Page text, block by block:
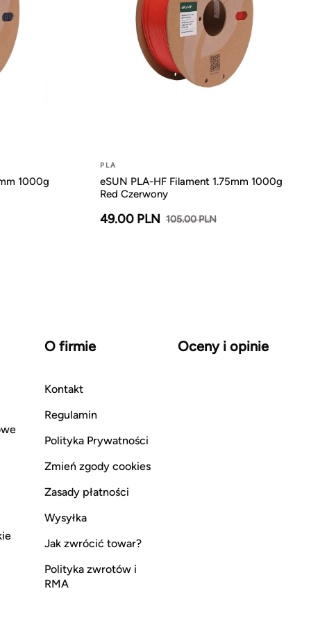
1000g
PLA
eSUN PLA-HF Filament 1.75mm 1000g
Red Czerwony
49.00 PLN 105.00 PLN
O firmie
Kontakt
Regulamin
Polityka Prywatności
Zmień zgody cookies
Zasady płatności
Wysyłka
Jak zwrócić towar?
Polityka zwrotów i
RMA
Oceny i opinie